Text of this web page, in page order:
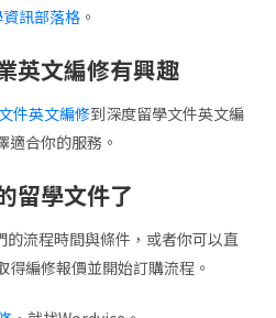
訊部落格。
英文編修有興趣
件英文編修到深度留學文件英文編
適合你的服務。
留學文件了
的流程時間與條件，或者你可以直
得編修報價並開始訂購流程。